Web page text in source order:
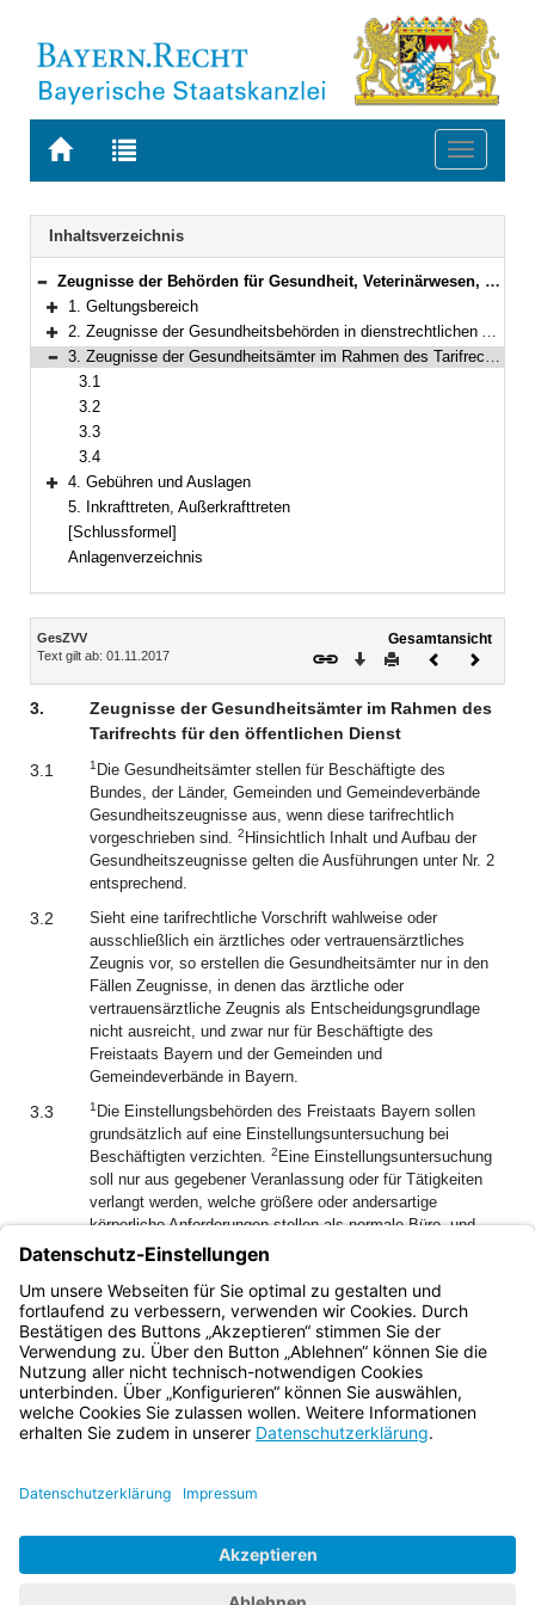
Zur
BAYERN.RECHT
Zur
letzten
Suche
Toggle
Navigation
Inhaltsverzeichnis
Bereich reduzieren
Zeugnisse der Behörden für Gesundheit, Veterinärwesen, Ernährung und Verbraucherschutz in dienstrechtlichen Angelegenheiten und im Rahmen des Tarifrechts für den öffentlichen Dienst; Vollzug der Verordnung über die Benutzungsgebühren der Gesundheitsverwaltung
Bereich erweitern
1. Geltungsbereich
Bereich erweitern
2. Zeugnisse der Gesundheitsbehörden in dienstrechtlichen Angelegenheiten
Bereich reduzieren
3. Zeugnisse der Gesundheitsämter im Rahmen des Tarifrechts für den öffentlichen Dienst
3.1
3.2
3.3
3.4
Bereich erweitern
4. Gebühren und Auslagen
5. Inkrafttreten, Außerkrafttreten
[Schlussformel]
Anlagenverzeichnis
Inhalt
GesZVV
Text gilt ab: 01.11.2017
Gesamtansicht
Download
DruckenVorheriges
3.
Zeugnisse der Gesundheitsämter im Rahmen des
Tarifrechts für den öffentlichen Dienst
3.1
1 Die Gesundheitsämter stellen für Beschäftigte des
Bundes, der Länder, Gemeinden und Gemeindeverbände
Gesundheitszeugnisse aus, wenn diese tarifrechtlich
vorgeschrieben sind. 2 Hinsichtlich Inhalt und Aufbau der
Gesundheitszeugnisse gelten die Ausführungen unter Nr. 2
entsprechend.
3.2
Sieht eine tarifrechtliche Vorschrift wahlweise oder
ausschließlich ein ärztliches oder vertrauensärztliches
Zeugnis vor, so erstellen die Gesundheitsämter nur in den
Fällen Zeugnisse, in denen das ärztliche oder
vertrauensärztliche Zeugnis als Entscheidungsgrundlage
nicht ausreicht, und zwar nur für Beschäftigte des
Freistaats Bayern und der Gemeinden und
Gemeindeverbände in Bayern.
3.3 1 Die Einstellungsbehörden des Freistaats Bayern sollen
grundsätzlich auf eine Einstellungsuntersuchung bei
Beschäftigten verzichten. 2 Eine Einstellungsuntersuchung
soll nur aus gegebener Veranlassung oder für Tätigkeiten
verlangt werden, welche größere oder andersartige
körperliche Anforderungen stellen als normale Büro- und
Verwaltungstätigkeit; Nr. 3.2 gilt entsprechend.
3.4
Den Gemeinden und Gemeindeverbänden in Bayern wird
empfohlen, ebenso zu verfahren.
Bayern.de
BayernPortal
Impressum